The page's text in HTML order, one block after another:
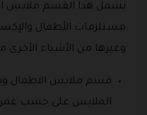
يشمل هذا القسم ملابس
مستلزمات الأطفال
وغيرها من الأشياء الأخرى
قسم ملابس الاطفال